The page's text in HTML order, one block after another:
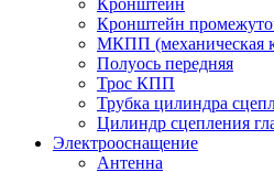
Кронштейн
МКПП (механическая
Полуось передняя
Трос КПП
Трубка цилиндра
Цилиндр сцепления
Электрооснащение
Антенна